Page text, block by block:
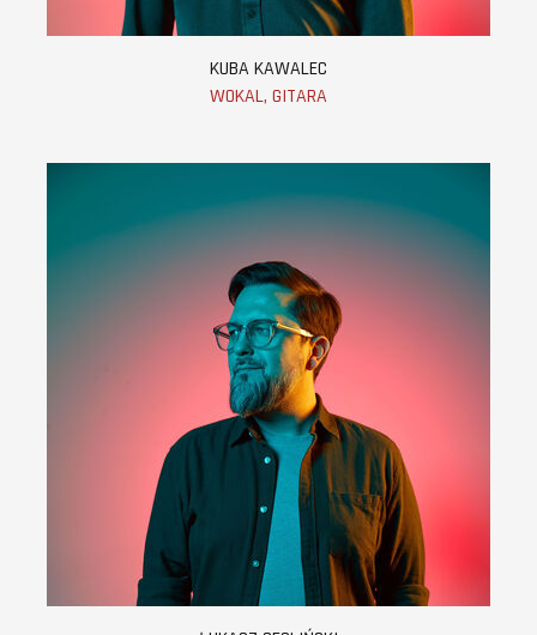
KUBA KAWALEC
WOKAL, GITARA